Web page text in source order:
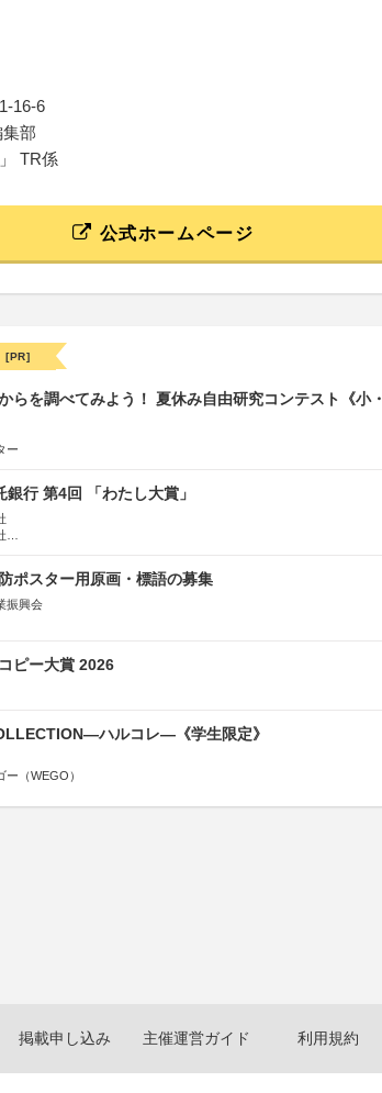
16-6
部
TR係
公式ホームページ
[PR]
らを調べてみよう！ 夏休み自由研究コンテスト《小・
ー
銀行 第4回 「わたし大賞」
ポスター用原画・標語の募集
振興会
ピー大賞 2026
ハルコレ―《学生限定》
（WEGO）
掲載申し込み 主催運営ガイド 利用規約